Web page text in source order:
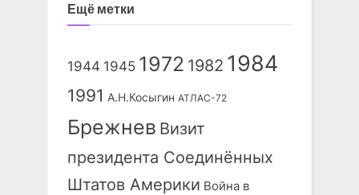
Ещё метки
1944 1945 1972 1982 1984
1991 А.Н.Косыгин АТЛАС-72
Брежнев Визит
президента Соединённых
Штатов Америки Война в